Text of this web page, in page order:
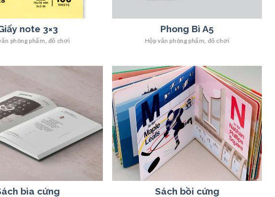
phòng phẩm, đồ chơi
note 3×3
Hộp văn phòng phẩm, đồ chơi
Phong Bì A5
bìa cứng Sách bồi cứng